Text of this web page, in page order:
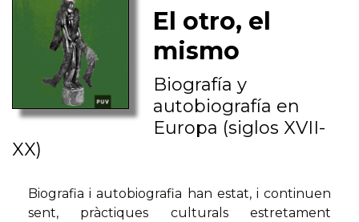
El otro, el
mismo
Biografía y
autobiografía en
Europa (siglos XVII-
XX)
Biografia i autobiografia han estat, i continuen
sent, pràctiques culturals estretament